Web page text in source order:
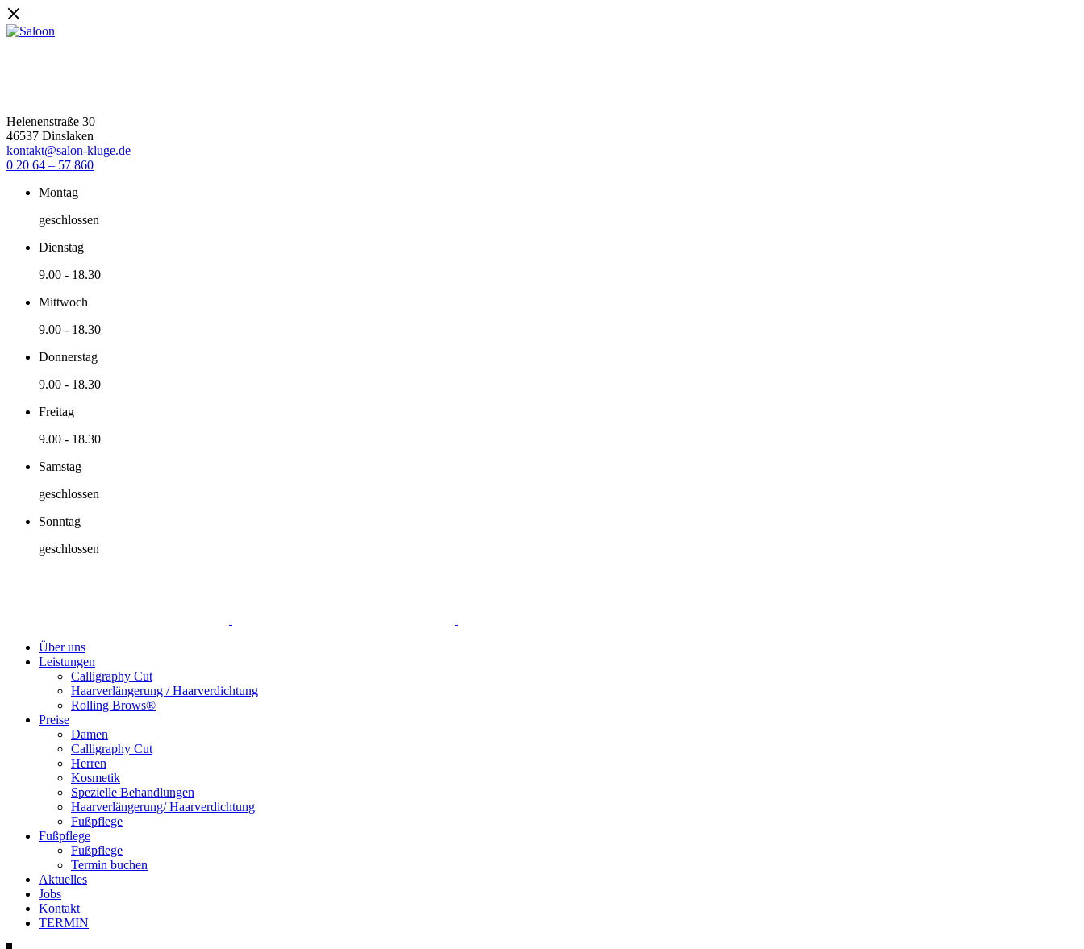
Helenenstraße 30
46537 Dinslaken
kontakt@salon-kluge.de
0 20 64 – 57 860
Montag
geschlossen
Dienstag
9.00 - 18.30
Mittwoch
9.00 - 18.30
Donnerstag
9.00 - 18.30
Freitag
9.00 - 18.30
Samstag
geschlossen
Sonntag
geschlossen
Über uns
Leistungen
Calligraphy Cut
Haarverlängerung / Haarverdichtung
Rolling Brows®
Preise
Damen
Calligraphy Cut
Herren
Kosmetik
Spezielle Behandlungen
Haarverlängerung/ Haarverdichtung
Fußpflege
Fußpflege
Fußpflege
Termin buchen
Aktuelles
Jobs
Kontakt
TERMIN